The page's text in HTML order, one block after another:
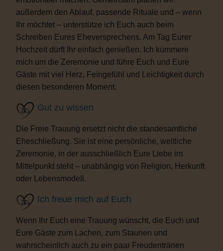
außerdem den Ablauf, passende Rituale und – wenn
Ihr möchtet – unterstütze ich Euch auch beim
Schreiben Eures Eheversprechens. Am Tag Eurer
Hochzeit dürft Ihr einfach genießen. Ich kümmere
mich um die Zeremonie und führe Euch und Eure
Gäste mit viel Herz, Feingefühl und Leichtigkeit durch
diesen besonderen Moment.
Gut zu wissen
Die Freie Trauung ersetzt nicht die standesamtliche
Eheschließung. Sie ist eine persönliche, weltliche
Zeremonie, in der ausschließlich Eure Liebe im
Mittelpunkt steht – unabhängig von Religion, Herkunft
oder Lebensmodell.
Ich freue mich auf Euch
Wenn Ihr Euch eine Trauung wünscht, die Euch und
Eure Gäste zum Lachen, zum Staunen und
wahrscheinlich auch zu ein paar Freudentränen